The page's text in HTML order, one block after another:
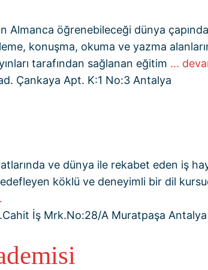
Almanca öğrenebileceği dünya
konuşma, okuma ve yazma
tarafından sağlanan eğitim …
Çankaya Apt. K:1 No:3 Antalya
ve dünya ile rekabet eden iş
köklü ve deneyimli bir dil
İş Mrk.No:28/A Muratpaşa Antalya